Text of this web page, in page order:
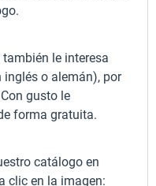
le interesa
inglés o alemán), por
gusto le
forma gratuita.
catálogo en
clic en la imagen: